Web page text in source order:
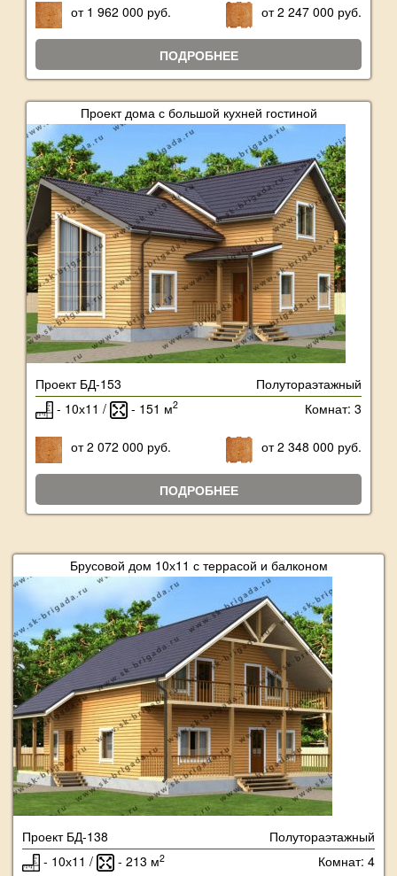
от 1 962 000 руб. от 2 247 000 руб.
ПОДРОБНЕЕ
Проект дома с большой кухней гостиной
Проект БД-153
Полутораэтажный
- 10х11 /
- 151 м2 Комнат: 3
от 2 072 000 руб. от 2 348 000 руб.
ПОДРОБНЕЕ
Брусовой дом 10х11 с террасой и балконом
Проект БД-138
Полутораэтажный
- 10х11 /
- 213 м2 Комнат: 4